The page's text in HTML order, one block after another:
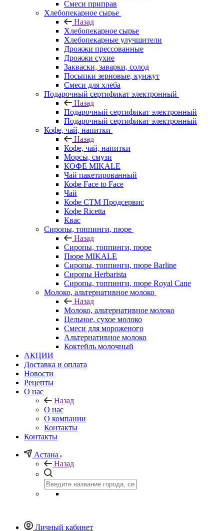
Смеси приправ
Хлебопекарное сырье
Назад
Хлебопекарное сырье
Хлебопекарные улучшители
Дрожжи прессованные
Дрожжи сухие
Закваски, заварки, солод
Посыпки зерновые, кунжут
Смеси для хлеба
Подарочный сертификат электронный
Назад
Подарочный сертификат электронный
Подарочный сертификат электронный
Кофе, чай, напитки
Назад
Кофе, чай, напитки
Морсы, смузи
КОФЕ MIKALE
Чай пакетированный
Кофе Face to Face
Чай
Кофе СТМ Продсервис
Кофе Ricetta
Квас
Сиропы, топпинги, пюре
Назад
Сиропы, топпинги, пюре
Пюре MIKALE
Сиропы, топпинги, пюре Barline
Сиропы Herbarista
Сиропы, топпинги, пюре Royal Cane
Молоко, альтернативное молоко
Назад
Молоко, альтернативное молоко
Цельное, сухое молоко
Смеси для мороженого
Альтернативное молоко
Коктейль молочный
АКЦИИ
Доставка и оплата
Новости
Рецепты
О нас
Назад
О нас
О компании
Контакты
Контакты
Астана
Назад
Личный кабинет